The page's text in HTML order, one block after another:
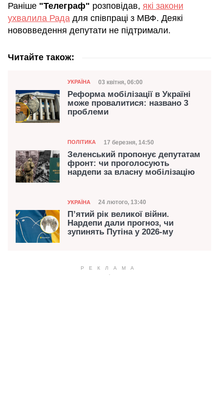
Раніше "Телеграф" розповідав, які закони
ухвалила Рада для співпраці з МВФ. Деякі
нововведення депутати не підтримали.
Читайте також:
Категорія
УКРАЇНА Дата публікації
03 квітня, 06:00
Реформа мобілізації в Україні
може провалитися: названо 3
проблеми
Категорія
ПОЛІТИКА Дата публікації
17 березня, 14:50
Зеленський пропонує депутатам
фронт: чи проголосують
нардепи за власну мобілізацію
Категорія
УКРАЇНА Дата публікації
24 лютого, 13:40
П’ятий рік великої війни.
Нардепи дали прогноз, чи
зупинять Путіна у 2026-му